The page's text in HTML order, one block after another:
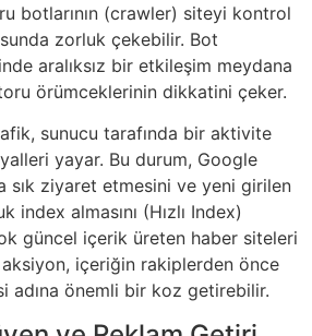
botlarının (crawler) siteyi kontrol
zorluk çekebilir. Bot
aralıksız bir etkileşim meydana
örümceklerinin dikkatini çeker.
sunucu tarafında bir aktivite
yayar. Bu durum, Google
sık ziyaret etmesini ve yeni girilen
index almasını (Hızlı Index)
güncel içerik üreten haber siteleri
içeriğin rakiplerden önce
adına önemli bir koz getirebilir.